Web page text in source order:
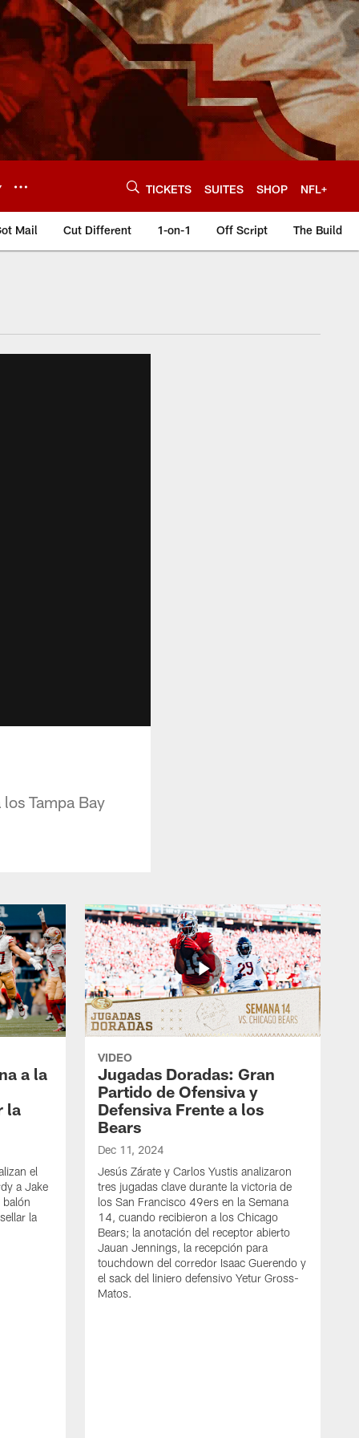
TICKETS SUITES SHOP NFL+
Mail Cut Different 1-on-1 Off Script The Build
Tampa Bay
a la
la
el
a Jake
balón
la
VIDEO
Jugadas Doradas: Gran
Partido de Ofensiva y
Defensiva Frente a los
Bears
Dec 11, 2024
Jesús Zárate y Carlos Yustis analizaron
tres jugadas clave durante la victoria de
los San Francisco 49ers en la Semana
14, cuando recibieron a los Chicago
Bears; la anotación del receptor abierto
Jauan Jennings, la recepción para
touchdown del corredor Isaac Guerendo y
el sack del liniero defensivo Yetur Gross-
Matos.